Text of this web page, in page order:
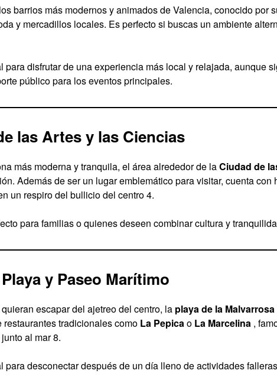
barrios más modernos y animados de Valencia, conocido por
y mercadillos locales. Es perfecto si buscas un ambiente
para disfrutar de una experiencia más local y relajada, aunque
público para los eventos principales.
las Artes y las Ciencias
más moderna y tranquila, el área alrededor de laCiudad de
Además de ser un lugar emblemático para visitar, cuenta
un respiro del bullicio del centro 4.
para familias o quienes deseen combinar cultura y
y Paseo Marítimo
escapar del ajetreo del centro, la playa de la Malvarrosa
restaurantes tradicionales como La Pepicao La Marcelina ,
al mar 8.
para desconectar después de un día lleno de actividades